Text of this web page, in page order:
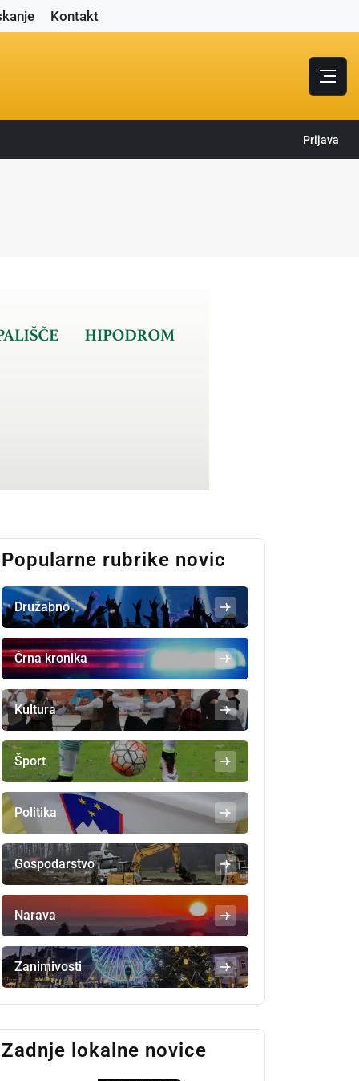
Kontakt
Prijava
Popularne rubrike novic
Družabno
Črna kronika
Kultura
Šport
Politika
Gospodarstvo
Narava
Zanimivosti
Zadnje lokalne novice